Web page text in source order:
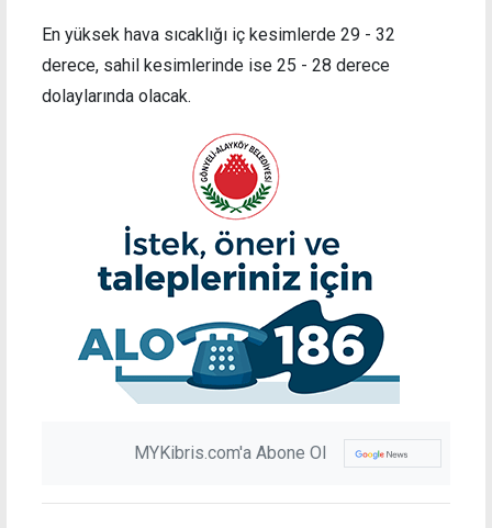
En yüksek hava sıcaklığı iç kesimlerde 29 - 32
derece, sahil kesimlerinde ise 25 - 28 derece
dolaylarında olacak.
MYKibris.com'a Abone Ol